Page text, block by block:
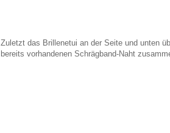
Zuletzt das Brillenetui an der Seite und unten
bereits vorhandenen Schrägband-Naht